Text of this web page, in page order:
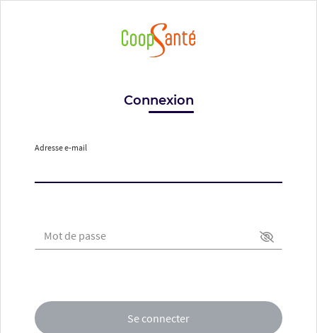
Connexion
Adresse e-mail
Mot de passe
Se connecter